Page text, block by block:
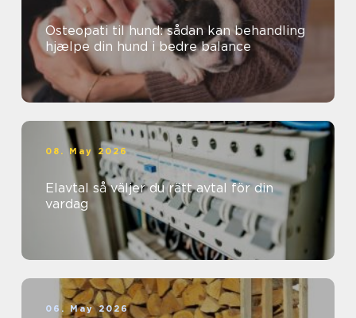
Osteopati til hund: sådan kan behandling
hjælpe din hund i bedre balance
08. May 2026
Elavtal så väljer du rätt avtal för din
vardag
06. May 2026